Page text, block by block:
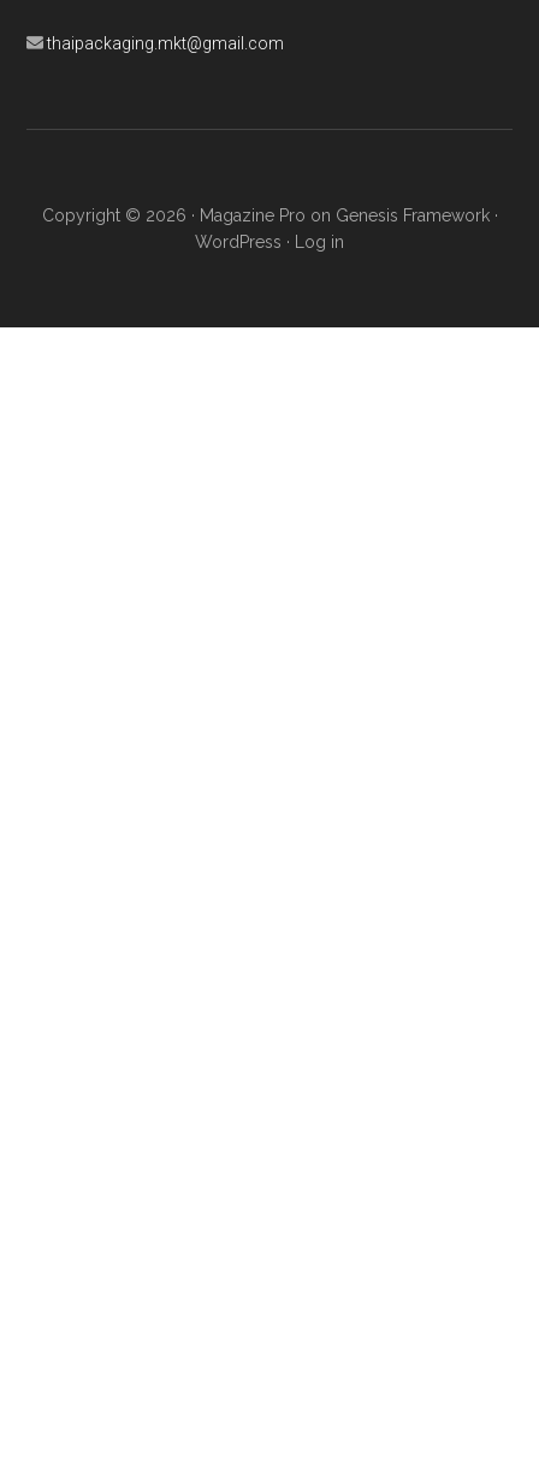
thaipackaging.mkt@gmail.com
Copyright © 2026 · Magazine Pro on Genesis Framework·
WordPress · Log in